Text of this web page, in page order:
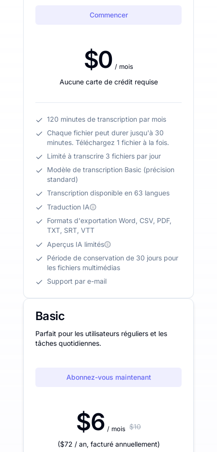
Commencer
$0 / mois
Aucune carte de crédit requise
120 minutes de transcription par mois
Chaque fichier peut durer jusqu'à 30
minutes. Téléchargez 1 fichier à la fois.
Limité à transcrire 3 fichiers par jour
Modèle de transcription Basic (précision
standard)
Transcription disponible en 63 langues
Traduction IA
Formats d'exportation Word, CSV, PDF,
TXT, SRT, VTT
Aperçus IA limités
Période de conservation de 30 jours pour
les fichiers multimédias
Support par e-mail
Basic
Parfait pour les utilisateurs réguliers et les
tâches quotidiennes.
Abonnez-vous maintenant
$6 / mois $10
($72 / an, facturé annuellement)